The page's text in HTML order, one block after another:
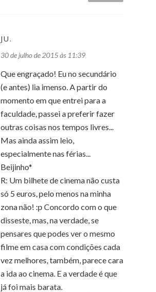
JU.
30 de julho de 2015 às 11:39
Que engraçado! Eu no secundário
(e antes) lia imenso. A partir do
momento em que entrei para a
faculdade, passei a preferir fazer
outras coisas nos tempos livres...
Mas ainda assim leio,
especialmente nas férias...
Beijinho*
R: Um bilhete de cinema não custa
só 5 euros, pelo menos na minha
zona não! :p Concordo com o que
disseste, mas, na verdade, se
pensares que podes ver o mesmo
filme em casa com condições cada
vez melhores, também, parece cara
a ida ao cinema. E a verdade é que
já foi mais barata.